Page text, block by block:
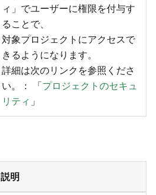
ィ」でユーザーに権限を付与す
ることで、
対象プロジェクトにアクセスで
きるようになります。
詳細は次のリンクを参照くださ
い。： 「プロジェクトのセキュ
リティ 」
説明